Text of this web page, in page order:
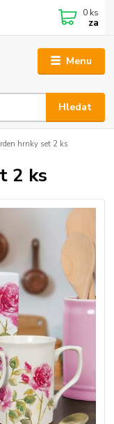
Menu
Hledat
0 ks
za
hrnky set 2 ks
2 ks